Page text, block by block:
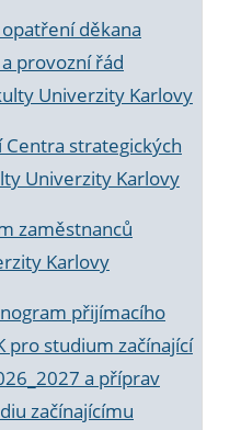
děkana
provozní řád
Univerzity Karlovy
strategických
Univerzity Karlovy
zaměstnanců
Karlovy
přijímacího
pro studium začínající
a příprav
začínajícímu